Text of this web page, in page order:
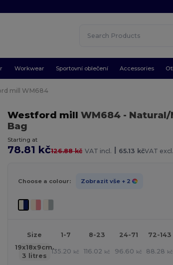
Workwear Sportovní oblečení Accessories
mill WM684
Westford mill WM684 - Natural/
Bag
Starting at
78.81 kč126.88 kč VAT incl. | 65.13 kčVAT excl.
Choose a colour: Zobrazit vše + 2
Size 1-7 8-23 24-71 72-143
19x18x9cm.
3 litres
135.20 kč 116.02 kč 96.60 kč 88.28 kč